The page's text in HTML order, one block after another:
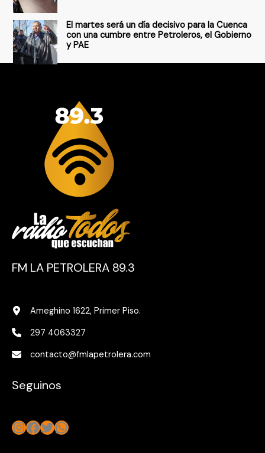
El martes será un día decisivo para la Cuenca
con una cumbre entre Petroleros, el Gobierno
y PAE
FM LA PETROLERA 89.3
Ameghino 1622, Primer Piso.
297 4063327
contacto@fmlapetrolera.com
Seguinos
Instagram
Facebook
Twitter
WhatsApp